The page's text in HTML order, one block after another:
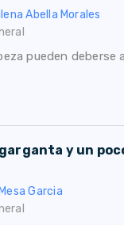
Abella Morales
pueden deberse
y un
Garcia